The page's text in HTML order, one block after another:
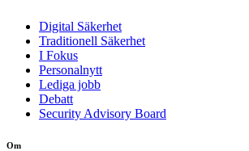
Digital Säkerhet
Traditionell Säkerhet
I Fokus
Personalnytt
Lediga jobb
Debatt
Security Advisory Board
Om